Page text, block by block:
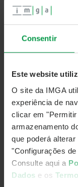
Consentir
Este website
O site da IMGA
experiência de
clicar em
armazenamento
que poderá
"Configurações
Consulte aqui a
Dados e os
adequada a
Bond Selection:
Bond Selection:
IMGA Prestige
Conservador:
IMGA Prestige